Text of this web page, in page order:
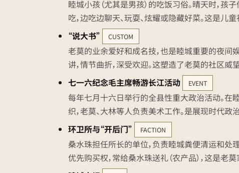
睦城小孩（尤其是男孩）的吃饭习俗。晴天时，
吃，边吃边聊天、玩耍、炫耀或隐藏好菜。这是儿
“说大书”
CUSTOM
老莫的业余爱好和成名技，也是睦城重要的夜间娱
讲，情节曲折，深受欢迎。这塑造了老莫的社区威
七一六纪念毛主席畅游长江活动
EVENT
每年七月十六日举行的全县性重大政治活动。在
织，老莫、大林等人负责美术工作。是展现时代政
环卫所与“开后门”
FACTION
桑水珠担任所长的单位，负责睦城粪便清运和处
优先购买权，常给桑水珠送礼（农产品），这是